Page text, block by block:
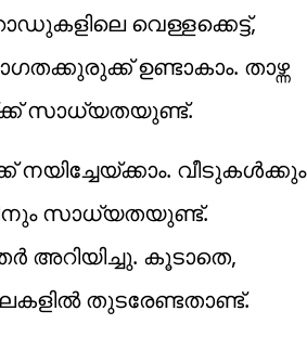
വെള്ളക്കെട്ട്,
ഉണ്ടാകാം. താഴ്ന്ന
സാധ്യതയുണ്ട്.
വീടുകൾക്കും
സാധ്യതയുണ്ട്.
അറിയിച്ചു. കൂടാതെ,
തുടരേണ്ടതാണ്ട്.